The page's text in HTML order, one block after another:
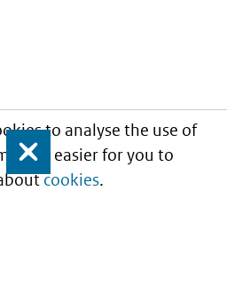
to analyse the use of
it easier for you to
cookies.
Close